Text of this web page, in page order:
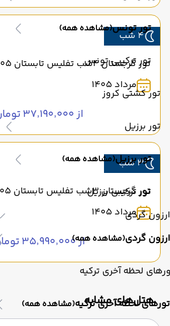
تور تونس(مشاهده همه)
تور ترکیبی تونس
تور کشتی کروز
تور برزیل
تور برزیل(مشاهده همه)
تور ترکیبی برزیل
ارزون گردی
ارزون گردی(مشاهده همه)
لحظه آخری ترکیه
تورهای لحظه آخری ترکیه(مشاهده همه)
4 شب
تور گرجستان 4شب تفلیس تابستان 1405
مرداد 1405
از ۳۷٬۱۹۰٬۰۰۰ تومان
3 شب
تور گرجستان 3شب تفلیس تابستان 1405
مرداد 1405
از ۳۵٬۹۹۰٬۰۰۰ تومان
‌هتل‌های مشابه